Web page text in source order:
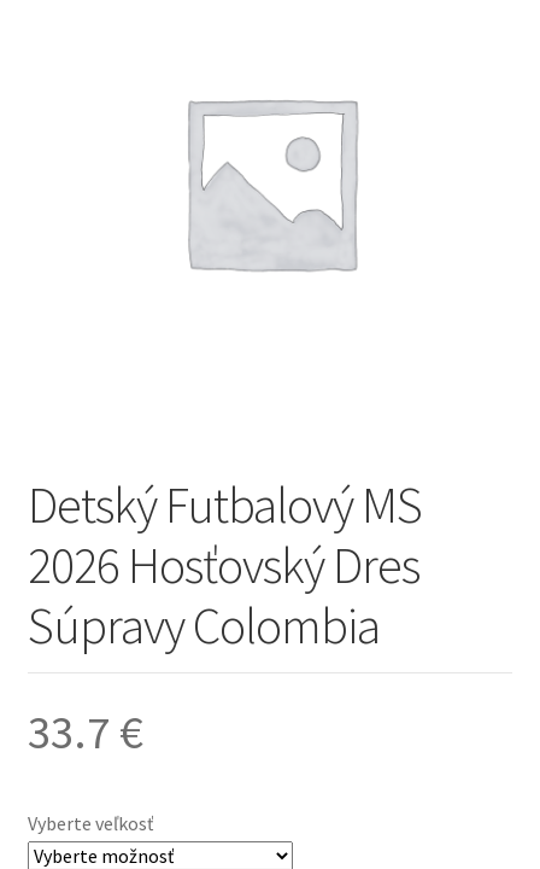
Detský Futbalový MS
2026 Hosťovský Dres
Súpravy Colombia
33.7 €
Vyberte veľkosť